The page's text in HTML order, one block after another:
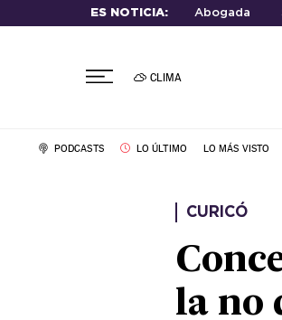
ES NOTICIA: Abogada
CLIMA
PODCASTS LO ÚLTIMO LO MÁS VISTO
CURICÓ
la no